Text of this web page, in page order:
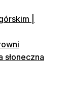
|
słoneczna